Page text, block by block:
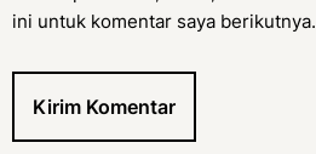
ini untuk komentar saya berikutnya.